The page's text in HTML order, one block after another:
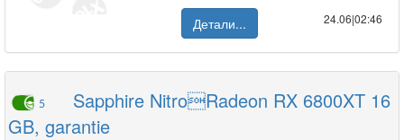
Детали...
24.06|02:46
5
Sapphire NitroRadeon RX 6800XT 16
GB, garantie